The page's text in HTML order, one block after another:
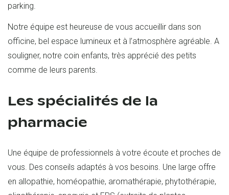
parking.
Notre équipe est heureuse de vous accueillir dans son
officine, bel espace lumineux et à l’atmosphère agréable. A
souligner, notre coin enfants, très apprécié des petits
comme de leurs parents.
Les spécialités de la
pharmacie
Une équipe de professionnels à votre écoute et proches de
vous. Des conseils adaptés à vos besoins. Une large offre
en allopathie, homéopathie, aromathérapie, phytothérapie,